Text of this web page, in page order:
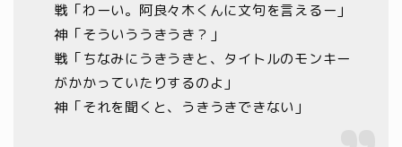
戦「わーい。阿良々木くんに文句を言えるー」
神「そういううきうき？」
戦「ちなみにうきうきと、タイトルのモンキー
がかかっていたりするのよ」
神「それを聞くと、うきうきできない」